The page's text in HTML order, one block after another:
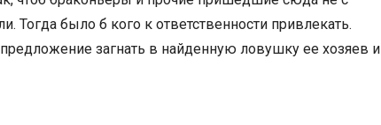
Тогда было б кого к ответственности привлекать.
загнать в найденную ловушку ее хозяев и